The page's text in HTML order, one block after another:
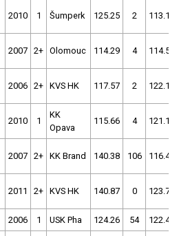
2010 1 Šumperk 125.25 2 113.13
2007 2+ Olomouc 114.29 4 114.58
2006 2+ KVS HK 117.57 2 122.16
2010 1
KK
Opava
115.66 4 121.11
2007 2+ KK Brand 140.38 106 116.40
2011 2+ KVS HK 140.87 0 123.73
2006 1 USK Pha 124.26 54 122.44